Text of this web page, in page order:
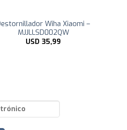
Wiha Xiaomi –
MJJLLSD002QW
USD 35,99